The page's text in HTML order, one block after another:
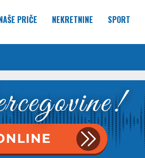
PRIČE NEKRETNINE SPORT